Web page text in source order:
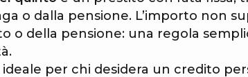
o dalla pensione. L’importo non
o della pensione: una regola
ideale per chi desidera un credito